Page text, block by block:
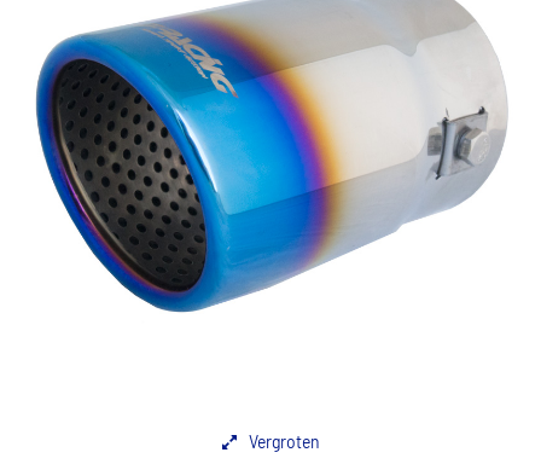
Vergroten